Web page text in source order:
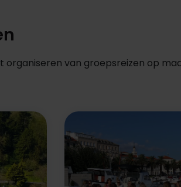
organiseren van groepsreizen op